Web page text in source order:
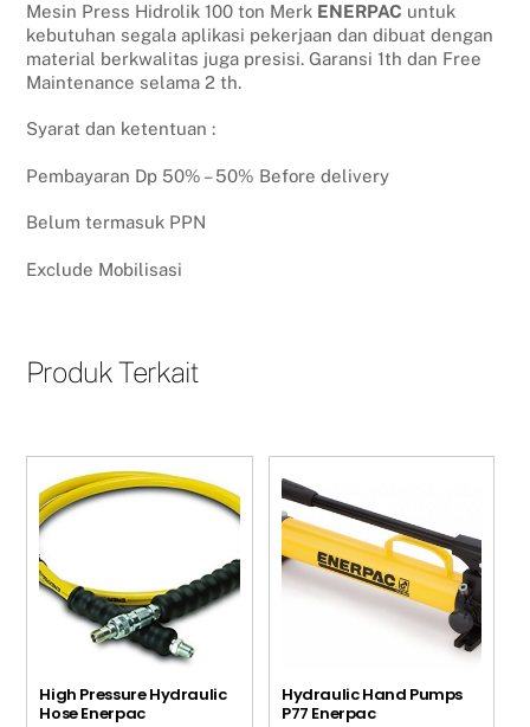
Mesin Press Hidrolik 100 ton Merk ENERPAC untuk
kebutuhan segala aplikasi pekerjaan dan dibuat dengan
material berkwalitas juga presisi. Garansi 1th dan Free
Maintenance selama 2 th.
Syarat dan ketentuan :
Pembayaran Dp 50% – 50% Before delivery
Belum termasuk PPN
Exclude Mobilisasi
Produk Terkait
High Pressure Hydraulic
Hose Enerpac
Hydraulic Hand Pumps
P77 Enerpac